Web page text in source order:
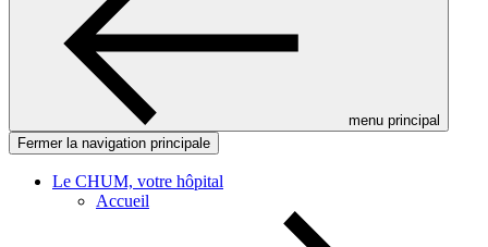
menu principal
Fermer la navigation principale
Le CHUM, votre hôpital
Accueil